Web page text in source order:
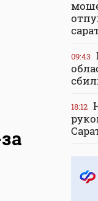
09:43
18:12